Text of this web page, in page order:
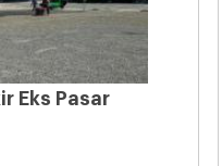
Eks Pasar